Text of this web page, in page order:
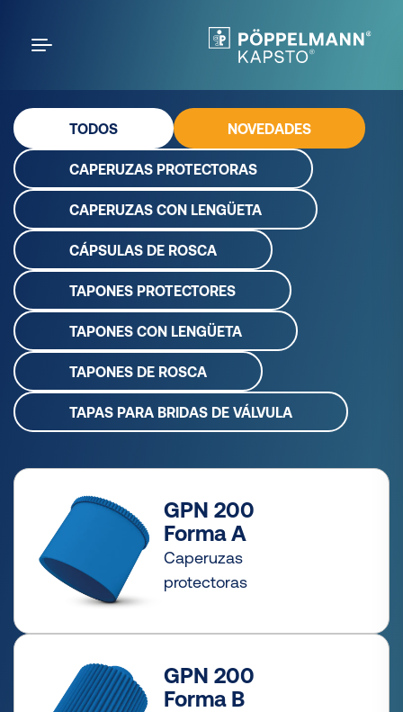
TODOS NOVEDADES
CAPERUZAS PROTECTORAS
CAPERUZAS CON LENGÜETA
CÁPSULAS DE ROSCA
TAPONES PROTECTORES
TAPONES CON LENGÜETA
TAPONES DE ROSCA
TAPAS PARA BRIDAS DE VÁLVULA
GPN 200
Forma A
Caperuzas
protectoras
GPN 200
Forma B